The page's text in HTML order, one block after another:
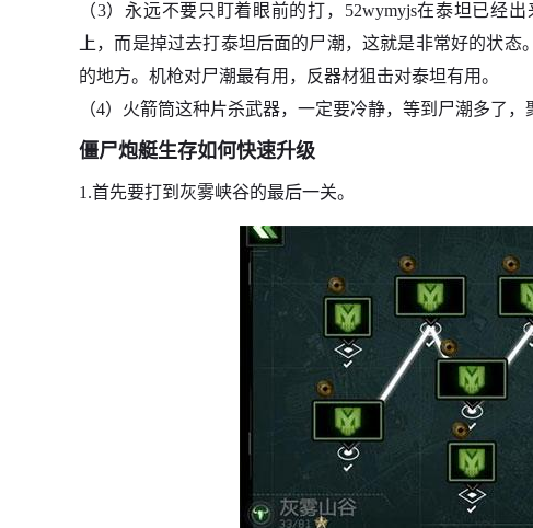
（3）永远不要只盯着眼前的打，52wymyjs在泰坦已经
上，而是掉过去打泰坦后面的尸潮，这就是非常好的状
的地方。机枪对尸潮最有用，反器材狙击对泰坦有用。
（4）火箭筒这种片杀武器，一定要冷静，等到尸潮多了，
僵尸炮艇生存如何快速升级
1.首先要打到灰雾峡谷的最后一关。